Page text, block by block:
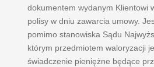
dokumentem wydanym Klientowi
polisy w dniu zawarcia umowy.
pomimo stanowiska Sądu
którym przedmiotem waloryzacji
świadczenie pieniężne będące